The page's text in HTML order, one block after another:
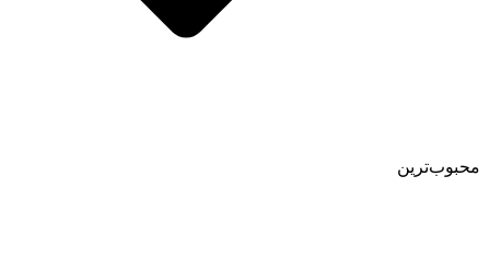
محبوب‌ترین